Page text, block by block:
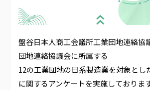
盤谷日本人商工会議所工業団地連絡協
団地連絡協議会に所属する
12の工業団地の日系製造業を対象とし
に関するアンケートを実施しております